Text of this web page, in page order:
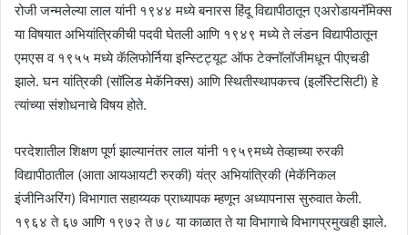
रोजी जन्मलेल्या लाल यांनी १९४४ मध्ये बनारस हिंदू विद्यापीठातून एअरोडायनॅमिक्स
या विषयात अभियांत्रिकीची पदवी घेतली आणि १९४९ मध्ये ते लंडन विद्यापीठातून
एमएस व १९५५ मध्ये कॅलिफोर्निया इन्स्टिट्यूट ऑफ टेक्नॉलॉजीमधून पीएचडी
झाले. घन यांत्रिकी (सॉलिड मेकॅनिक्स) आणि स्थितीस्थापकत्त्व (इलॅस्टिसिटी) हे
त्यांच्या संशोधनाचे विषय होते.
परदेशातील शिक्षण पूर्ण झाल्यानंतर लाल यांनी १९५९मध्ये तेव्हाच्या रुरकी
विद्यापीठातील (आता आयआयटी रुरकी) यंत्र अभियांत्रिकी (मेकॅनिकल
इंजीनिअरिंग) विभागात सहाय्यक प्राध्यापक म्हणून अध्यापनास सुरुवात केली.
१९६४ ते ६७ आणि १९७२ ते ७८ या काळात ते या विभागाचे विभागप्रमुखही झाले.